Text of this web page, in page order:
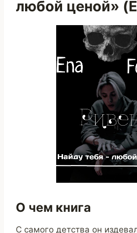
любой ценой»
О чем книга
С самого детства он